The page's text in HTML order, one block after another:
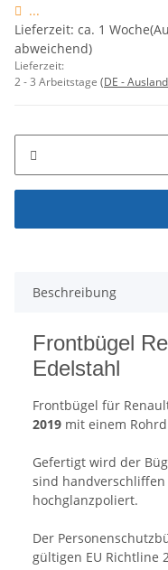
...
Lieferzeit: ca. 1
abweichend)
Lieferzeit:
2 - 3 Arbeitstage (DE -
Beschreibung
Frontbügel
Edelstahl
Frontbügel für
2019 mit einem
Gefertigt wird der
sind
hochglanzpoliert.
Der
gültigen EU Richtline